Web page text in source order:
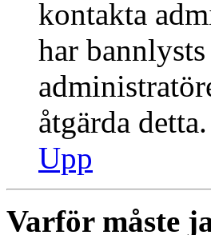
kontakta
har
åtgärda detta.
Upp
Varför måste